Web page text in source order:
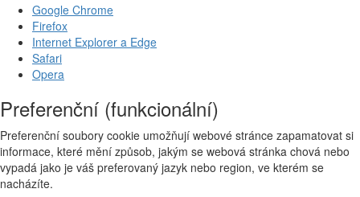
Google Chrome
Firefox
Internet Explorer a Edge
Safari
Opera
Preferenční (funkcionální)
Preferenční soubory cookie umožňují webové stránce zapamatovat si
informace, které mění způsob, jakým se webová stránka chová nebo
vypadá jako je váš preferovaný jazyk nebo region, ve kterém se
nacházíte.